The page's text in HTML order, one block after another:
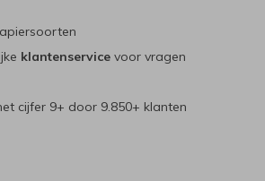
klantenservice voor vragen
cijfer 9+ door 9.850+ klanten